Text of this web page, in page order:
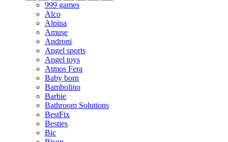
999 games
Alco
Alpina
Amuse
Androni
Angel sports
Angel toys
Atmos Fera
Baby born
Bambolino
Barbie
Bathroom Solutions
BestFix
Besties
Bic